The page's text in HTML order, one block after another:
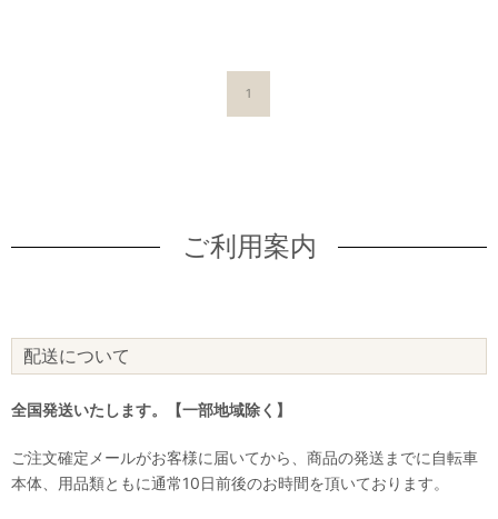
1
ご利用案内
配送について
全国発送いたします。【一部地域除く】
ご注文確定メールがお客様に届いてから、商品の発送までに自転車
本体、用品類ともに通常10日前後のお時間を頂いております。